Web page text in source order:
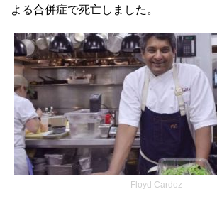
よる合併症で死亡しました。
Floyd Cardoz